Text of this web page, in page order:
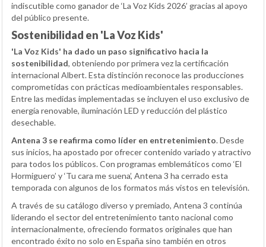
indiscutible como ganador de ‘La Voz Kids 2026’ gracias al apoyo
del público presente.
Sostenibilidad en 'La Voz Kids'
'La Voz Kids' ha dado un paso significativo hacia la
sostenibilidad, obteniendo por primera vez la certificación
internacional Albert. Esta distinción reconoce las producciones
comprometidas con prácticas medioambientales responsables.
Entre las medidas implementadas se incluyen el uso exclusivo de
energía renovable, iluminación LED y reducción del plástico
desechable.
Antena 3 se reafirma como líder en entretenimiento. Desde
sus inicios, ha apostado por ofrecer contenido variado y atractivo
para todos los públicos. Con programas emblemáticos como ‘El
Hormiguero’ y ‘Tu cara me suena’, Antena 3 ha cerrado esta
temporada con algunos de los formatos más vistos en televisión.
A través de su catálogo diverso y premiado, Antena 3 continúa
liderando el sector del entretenimiento tanto nacional como
internacionalmente, ofreciendo formatos originales que han
encontrado éxito no solo en España sino también en otros